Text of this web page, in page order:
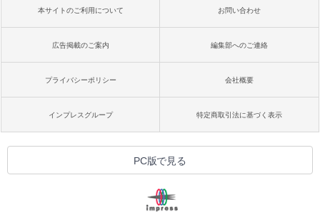
本サイトのご利用について お問い合わせ
広告掲載のご案内 編集部へのご連絡
プライバシーポリシー 会社概要
インプレスグループ 特定商取引法に基づく表示
PC版で見る